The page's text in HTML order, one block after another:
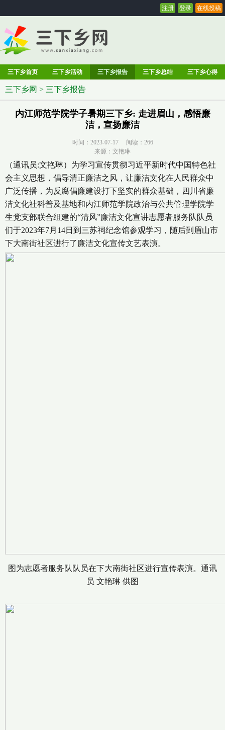
注册 登录 在线投稿
三下乡首页 三下乡活动 三下乡报告 三下乡总结 三下乡心得
三下乡网 > 三下乡报告
内江师范学院学子暑期三下乡: 走进眉山，感悟廉
洁，宣扬廉洁
时间：2023-07-17 阅读： 266
来源：文艳琳
（通讯员:文艳琳）为学习宣传贯彻习近平新时代中国特色社
会主义思想，倡导清正廉洁之风，让廉洁文化在人民群众中
广泛传播，为反腐倡廉建设打下坚实的群众基础，四川省廉
洁文化社科普及基地和内江师范学院政治与公共管理学院学
生党支部联合组建的“清风”廉洁文化宣讲志愿者服务队队员
们于2023年7月14日到三苏祠纪念馆参观学习，随后到眉山市
下大南街社区进行了廉洁文化宣传文艺表演。
图为志愿者服务队队员在下大南街社区进行宣传表演。通讯
员 文艳琳 供图